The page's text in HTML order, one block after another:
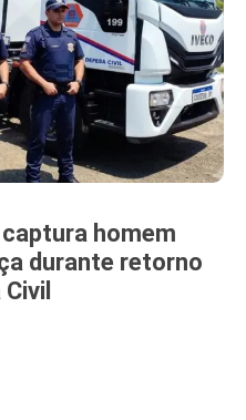
captura homem
durante retorno